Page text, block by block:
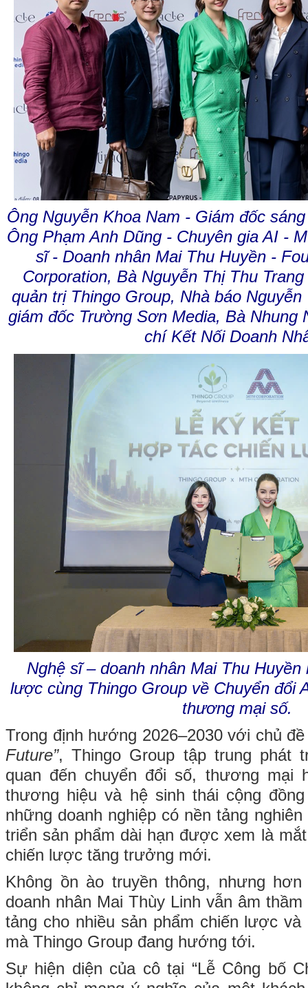
Ông Nguyễn Khoa Nam - Giám đốc
Ông Phạm Anh Dũng - Chuyên gia AI -
sĩ - Doanh nhân Mai Thu Huyền -
Corporation, Bà Nguyễn Thị Thu
quản trị Thingo Group, Nhà báo
giám đốc Trường Sơn Media, Bà Nhung
chí Kết Nối Doanh
Nghệ sĩ – doanh nhân Mai Thu
lược cùng Thingo Group về Chuyển đổi
thương mại số.
Trong định hướng 2026–2030 với chủ
Future”, Thingo Group tập trung phát
quan đến chuyển đổi số, thương mại
thương hiệu và hệ sinh thái cộng
những doanh nghiệp có nền tảng
triển sản phẩm dài hạn được xem là
chiến lược tăng trưởng mới.
Không ồn ào truyền thông, nhưng
doanh nhân Mai Thùy Linh vẫn âm
tảng cho nhiều sản phẩm chiến lược
mà Thingo Group đang hướng tới.
Sự hiện diện của cô tại “Lễ Công bố